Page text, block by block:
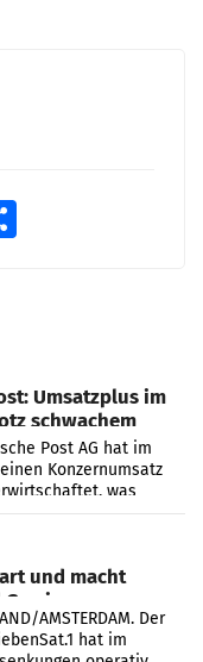
Umsatzplus im
schwachem
Post AG hat im
Konzernumsatz
was
gegenüber dem
und macht
AMSTERDAM. Der
hat im